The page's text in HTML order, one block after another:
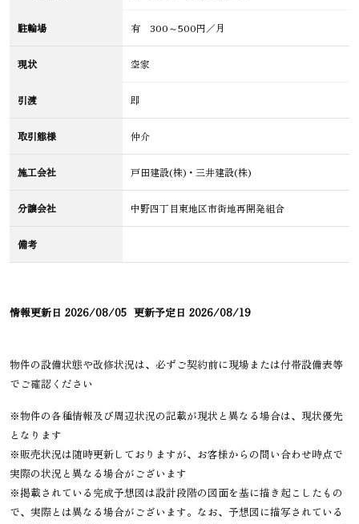
駐輪場 有 300～500円／月
現状 空家
引渡 即
取引態様 仲介
施工会社 戸田建設(株)・三井建設(株)
分譲会社 中野四丁目東地区市街地再開発組合
備考
情報更新日 2026/08/05 更新予定日 2026/08/19
物件の設備状態や改修状況は、必ずご契約前に現場または付帯設備表等
でご確認ください
※物件の各種情報及び周辺状況の記載が現状と異なる場合は、現状優先
となります
※販売状況は随時更新しておりますが、お客様からの問い合わせ時点で
実際の状況と異なる場合がございます
※掲載されている完成予想図は設計段階の図面を基に描き起こしたもの
で、実際とは異なる場合がございます。なお、予想図に描写されている